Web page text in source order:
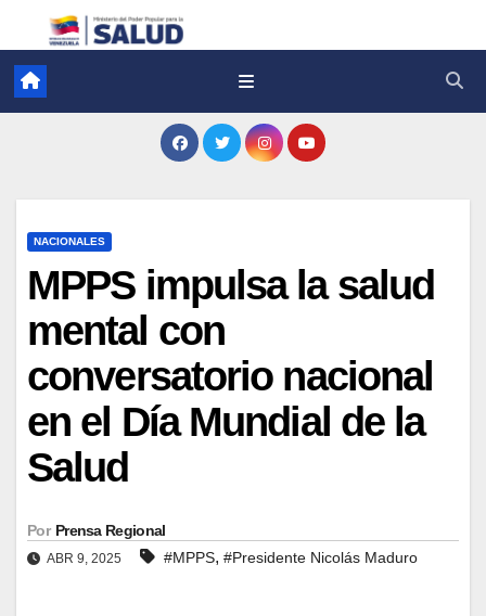
NACIONALES
MPPS impulsa la salud
mental con
conversatorio nacional
en el Día Mundial de la
Salud
Por Prensa Regional
ABR 9, 2025 #MPPS, #Presidente Nicolás Maduro